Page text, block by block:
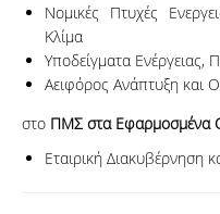
Νομικές Πτυχές
Κλίμα
Υποδείγματα Ενέργειας,
Αειφόρος Ανάπτυξη και
στο ΠΜΣ στα Εφαρμοσμένα
Εταιρική Διακυβέρνηση